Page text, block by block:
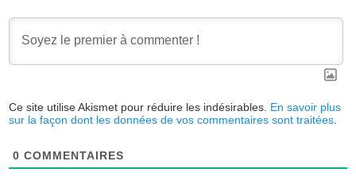
Ce site utilise Akismet pour réduire les indésirables. En savoir plus
sur la façon dont les données de vos commentaires sont traitées
0 COMMENTAIRES